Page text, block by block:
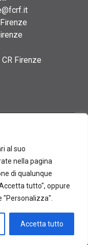
al suo
nella pagina
di qualunque
tutto", oppure
Accetta tutto
Firenze
DI FIRENZE - CF